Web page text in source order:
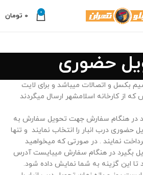
0
0 تومان
حضوری
بکسل و اتصالات میباشد و برای لایت
از کارخانه اسلامشهر ارسال میگردند
در هنگام سفارش جهت تحویل سفارش به
درب انبار را انتخاب نمایند و تنها
نمایند . در صورتی که میخواهید
بگیرد در هنگام سفارش میبایست آدرس
تا این گزینه به شما نمایش داده شود.